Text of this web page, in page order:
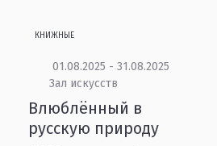
КНИЖНЫЕ
01.08.2025 - 31.08.2025
Зал искусств
Влюблённый в
русскую природу